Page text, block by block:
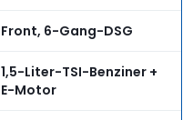
Front, 6-Gang-DSG
1,5-Liter-TSI-Benziner +
E-Motor